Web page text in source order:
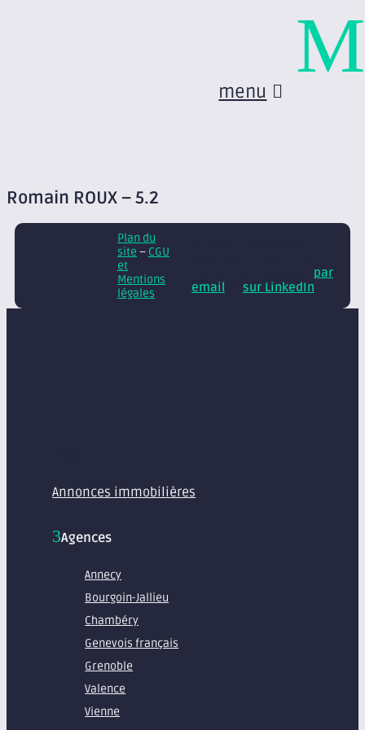
menu
Romain ROUX – 5.2
Plan du
site – CGU
et
Mentions
légales
par
email
sur LinkedIn
Annonces immobilières
Agences
Annecy
Bourgoin-Jallieu
Chambéry
Genevois français
Grenoble
Valence
Vienne
M